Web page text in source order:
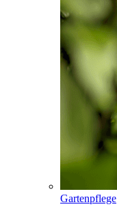
Gartenpflege